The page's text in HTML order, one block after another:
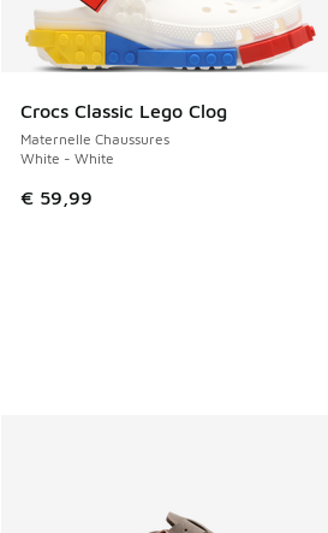
Crocs Classic Lego Clog
Maternelle Chaussures
White - White
€ 59,99